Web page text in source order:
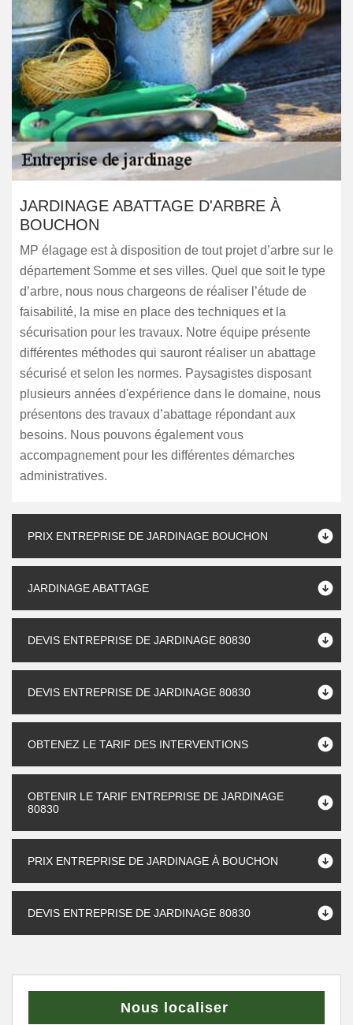
JARDINAGE ABATTAGE D'ARBRE À
BOUCHON
MP élagage est à disposition de tout projet d’arbre sur le
département Somme et ses villes. Quel que soit le type
d’arbre, nous nous chargeons de réaliser l’étude de
faisabilité, la mise en place des techniques et la
sécurisation pour les travaux. Notre équipe présente
différentes méthodes qui sauront réaliser un abattage
sécurisé et selon les normes. Paysagistes disposant
plusieurs années d'expérience dans le domaine, nous
présentons des travaux d’abattage répondant aux
besoins. Nous pouvons également vous
accompagnement pour les différentes démarches
administratives.
PRIX ENTREPRISE DE JARDINAGE BOUCHON
JARDINAGE ABATTAGE
DEVIS ENTREPRISE DE JARDINAGE 80830
DEVIS ENTREPRISE DE JARDINAGE 80830
OBTENEZ LE TARIF DES INTERVENTIONS
OBTENIR LE TARIF ENTREPRISE DE JARDINAGE
80830
PRIX ENTREPRISE DE JARDINAGE À BOUCHON
DEVIS ENTREPRISE DE JARDINAGE 80830
Nous localiser